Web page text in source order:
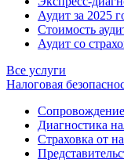
Аудит за 2025
Стоимость
Аудит со
Все услуги
Налоговая
Диагностика
Страховка от